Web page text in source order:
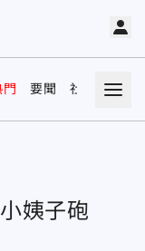
門 要聞 社會 娛樂
姨子砲